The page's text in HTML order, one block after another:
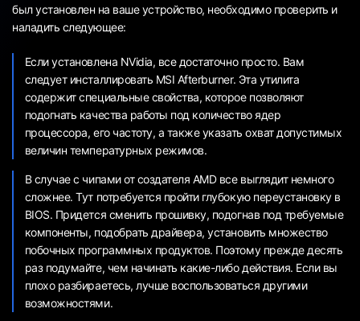
был установлен на ваше устройство, необходимо проверить и
наладить следующее:
Если установлена NVidia, все достаточно просто. Вам
следует инсталлировать MSI Afterburner. Эта утилита
содержит специальные свойства, которое позволяют
подогнать качества работы под количество ядер
процессора, его частоту, а также указать охват допустимых
величин температурных режимов.
В случае с чипами от создателя AMD все выглядит немного
сложнее. Тут потребуется пройти глубокую переустановку в
BIOS. Придется сменить прошивку, подогнав под требуемые
компоненты, подобрать драйвера, установить множество
побочных программных продуктов. Поэтому прежде десять
раз подумайте, чем начинать какие-либо действия. Если вы
плохо разбираетесь, лучше воспользоваться другими
возможностями.